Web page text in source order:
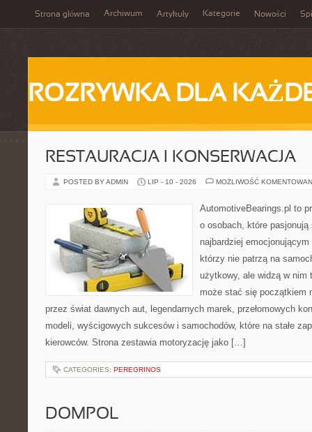
Strona główna Archiwum Artykuły Kategorie Nowości
ROZRYWKA DLA
RESTAURACJA I KONSERWACJA
POSTED BY ADMIN LIP - 10 - 2026 MOŻLIWOŚĆ
AutomotiveBearings.pl to
o osobach, które
najbardziej
którzy nie patrzą na
użytkowy, ale widzą w nim
może stać się początkiem
przez świat dawnych aut, legendarnych marek, przełomowych
modeli, wyścigowych sukcesów i samochodów, które na stałe
kierowców. Strona zestawia motoryzację jako […]
CATEGORIES: PEREGRINOS
DOMPOL